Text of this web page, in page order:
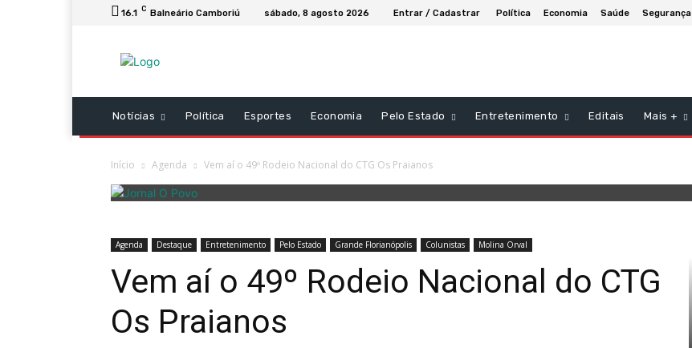
16.1 C Balneário Camboriú sábado, 8 agosto 2026 Entrar / Cadastrar Política Economia Saúde Segurança
Notícias Política Esportes Economia Pelo Estado Entretenimento Editais Mais +
Início Agenda Vem aí o 49º Rodeio Nacional do CTG Os Praianos
Agenda Destaque Entretenimento Pelo Estado Grande Florianópolis Colunistas Molina Orval
Vem aí o 49º Rodeio Nacional do CTG
Os Praianos